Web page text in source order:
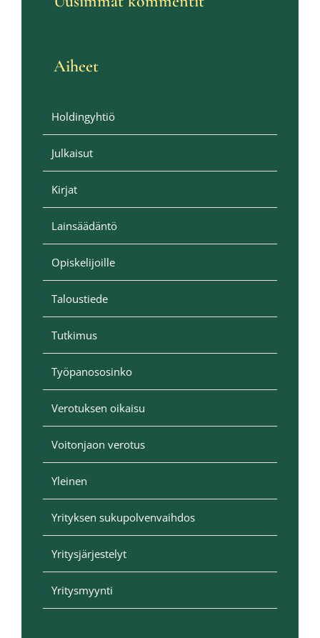
Aiheet
Holdingyhtiö
Julkaisut
Kirjat
Lainsäädäntö
Opiskelijoille
Taloustiede
Tutkimus
Työpanososinko
Verotuksen oikaisu
Voitonjaon verotus
Yleinen
Yrityksen sukupolvenvaihdos
Yritysjärjestelyt
Yritysmyynti